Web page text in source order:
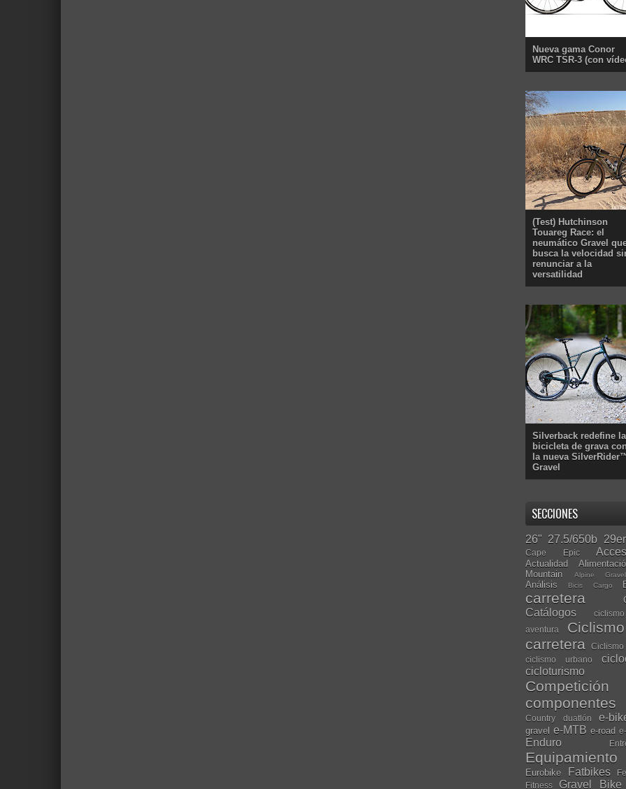
Nueva gama Conor
WRC TSR-3 (con
(Test) Hutchinson
Touareg Race: el
neumático Gravel
busca la velocidad
renunciar a la
versatilidad
Silverback redefine la
bicicleta de grava
la nueva
Gravel
SECCIONES
26" 27.5/650b 29er
Cape Epic
Actualidad
Mountain
Alpine
Análisis Bicis Cargo
carretera
Catálogos
aventura
carretera
Ciclismo
ciclismo urbano
cicloturismo
Competición
componentes
Country duatlón e-
gravel e-MTB e-road
Enduro
Equipamiento
Eurobike Fatbikes
Fitness
Gravel Bike